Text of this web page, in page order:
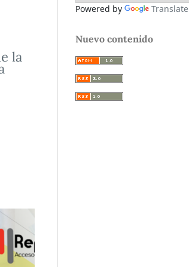
la
Powered by Translate
Nuevo contenido